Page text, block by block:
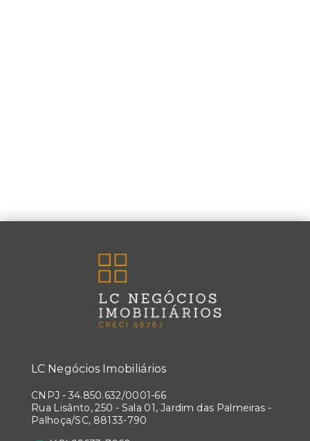
LC Negócios Imobiliários
CNPJ - 34.850.632/0001-66
Rua Lisânto, 250 - Sala 01, Jardim das Palmeiras -
Palhoça/SC, 88133-790